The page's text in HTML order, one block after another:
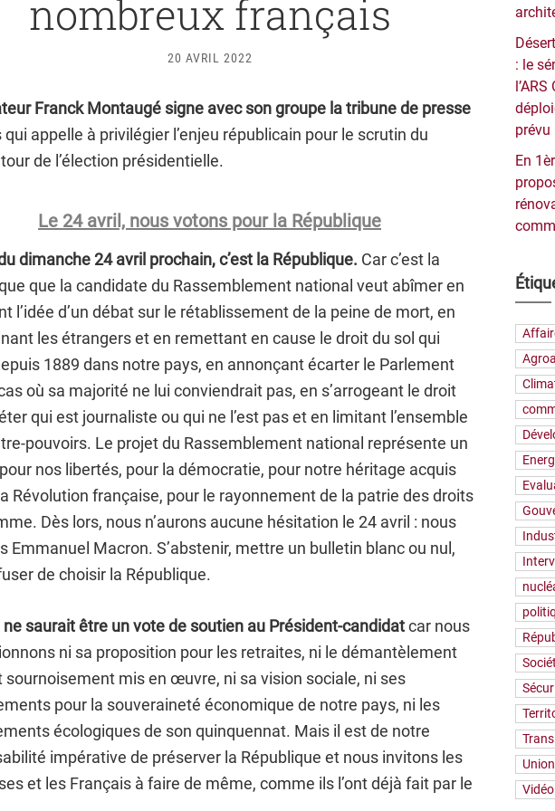
nombreux français
20 AVRIL 2022
Franck Montaugé signe avec son groupe la tribune de presse
qui appelle à privilégier l’enjeu républicain pour le scrutin du
de l’élection présidentielle.
Le 24 avril, nous votons pour la République
du dimanche 24 avril prochain, c’est la République. Car c’est la
que la candidate du Rassemblement national veut abîmer en
l’idée d’un débat sur le rétablissement de la peine de mort, en
les étrangers et en remettant en cause le droit du sol qui
1889 dans notre pays, en annonçant écarter le Parlement
où sa majorité ne lui conviendrait pas, en s’arrogeant le droit
qui est journaliste ou qui ne l’est pas et en limitant l’ensemble
pouvoirs. Le projet du Rassemblement national représente un
nos libertés, pour la démocratie, pour notre héritage acquis
Révolution française, pour le rayonnement de la patrie des droits
Dès lors, nous n’aurons aucune hésitation le 24 avril : nous
Emmanuel Macron. S’abstenir, mettre un bulletin blanc ou nul,
de choisir la République.
ne saurait être un vote de soutien au Président-candidatcar nous
ni sa proposition pour les retraites, ni le démantèlement
sournoisement mis en œuvre, ni sa vision sociale, ni ses
pour la souveraineté économique de notre pays, ni les
écologiques de son quinquennat. Mais il est de notre
impérative de préserver la République et nous invitons les
et les Français à faire de même, comme ils l’ont déjà fait par le
: le
En
Vidéo